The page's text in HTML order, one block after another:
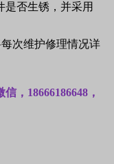
是否生锈，并采用
次维护修理情况详
，18666186648，